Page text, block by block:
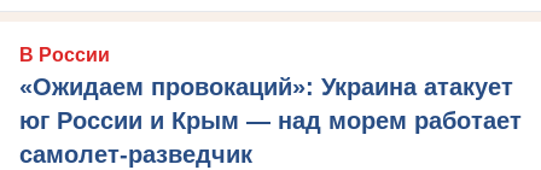
В России
«Ожидаем провокаций»: Украина атакует
юг России и Крым — над морем работает
самолет-разведчик